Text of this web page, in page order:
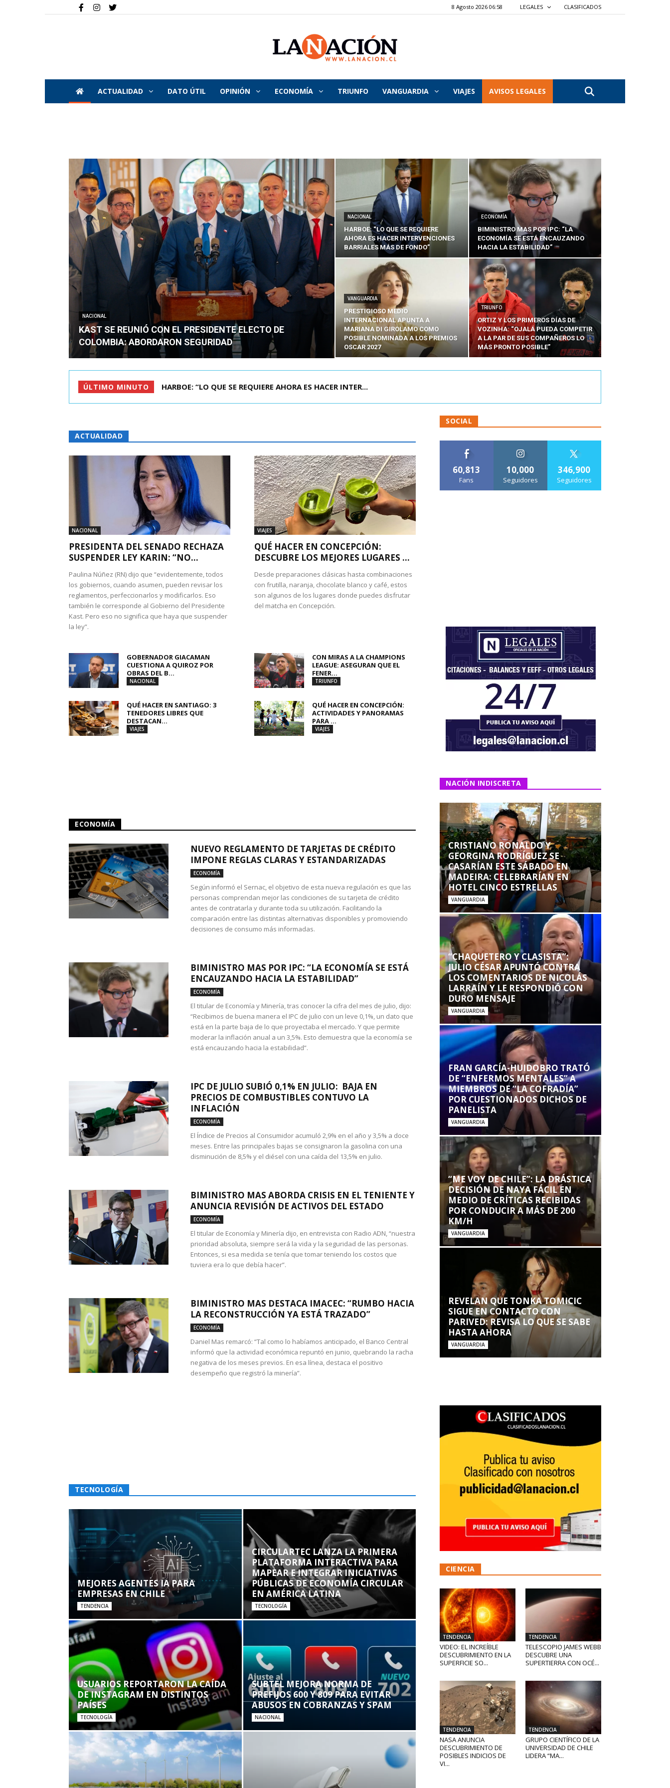
8 Agosto 2026 06:58 LEGALES CLASIFICADOS
La
Nación
ACTUALIDAD DATO ÚTIL OPINIÓN ECONOMÍA TRIUNFO VANGUARDIA VIAJES AVISOS LEGALES
NACIONAL
KAST SE REUNIÓ CON EL PRESIDENTE ELECTO DE
COLOMBIA: ABORDARON SEGURIDAD
NACIONAL
HARBOE: “LO QUE SE REQUIERE
AHORA ES HACER INTERVENCIONES
BARRIALES MÁS DE FONDO”
ECONOMÍA
BIMINISTRO MAS POR IPC: “LA
ECONOMÍA SE ESTÁ ENCAUZANDO
HACIA LA ESTABILIDAD”
VANGUARDIA
PRESTIGIOSO MEDIO
INTERNACIONAL APUNTA A
MARIANA DI GIROLAMO COMO
POSIBLE NOMINADA A LOS PREMIOS
OSCAR 2027
TRIUNFO
ORTIZ Y LOS PRIMEROS DÍAS DE
VOZINHA: “OJALÁ PUEDA COMPETIR
A LA PAR DE SUS COMPAÑEROS LO
MÁS PRONTO POSIBLE”
ÚLTIMO MINUTO BIMINISTRO MAS POR IPC: “LA ECONOMÍA SE ESTÁ ENC...
ACTUALIDAD
NACIONAL
PRESIDENTA DEL SENADO RECHAZA
SUSPENDER LEY KARIN: “NO...
Paulina Núñez (RN) dijo que “evidentemente, todos
los gobiernos, cuando asumen, pueden revisar los
reglamentos, perfeccionarlos y modificarlos. Eso
también le corresponde al Gobierno del Presidente
Kast. Pero eso no significa que haya que suspender
la ley”.
VIAJES
QUÉ HACER EN CONCEPCIÓN:
DESCUBRE LOS MEJORES LUGARES ...
Desde preparaciones clásicas hasta combinaciones
con frutilla, naranja, chocolate blanco y café, estos
son algunos de los lugares donde puedes disfrutar
del matcha en Concepción.
GOBERNADOR GIACAMAN
CUESTIONA A QUIROZ POR
OBRAS DEL B...
NACIONAL
CON MIRAS A LA CHAMPIONS
LEAGUE: ASEGURAN QUE EL
FENER...
TRIUNFO
QUÉ HACER EN SANTIAGO: 3
TENEDORES LIBRES QUE
DESTACAN...
VIAJES
QUÉ HACER EN CONCEPCIÓN:
ACTIVIDADES Y PANORAMAS
PARA ...
VIAJES
ECONOMÍA
NUEVO REGLAMENTO DE TARJETAS DE CRÉDITO
IMPONE REGLAS CLARAS Y ESTANDARIZADAS
ECONOMÍA
Según informó el Sernac, el objetivo de esta nueva regulación es que las
personas comprendan mejor las condiciones de su tarjeta de crédito
antes de contratarla y durante toda su utilización. Facilitando la
comparación entre las distintas alternativas disponibles y promoviendo
decisiones de consumo más informadas.
BIMINISTRO MAS POR IPC: “LA ECONOMÍA SE ESTÁ
ENCAUZANDO HACIA LA ESTABILIDAD”
ECONOMÍA
El titular de Economía y Minería, tras conocer la cifra del mes de julio, dijo:
“Recibimos de buena manera el IPC de julio con un leve 0,1%, un dato que
está en la parte baja de lo que proyectaba el mercado. Y que permite
moderar la inflación anual a un 3,5%. Esto demuestra que la economía se
está encauzando hacia la estabilidad”.
IPC DE JULIO SUBIÓ 0,1% EN JULIO: BAJA EN
PRECIOS DE COMBUSTIBLES CONTUVO LA
INFLACIÓN
ECONOMÍA
El Índice de Precios al Consumidor acumuló 2,9% en el año y 3,5% a doce
meses. Entre las principales bajas se consignaron la gasolina con una
disminución de 8,5% y el diésel con una caída del 13,5% en julio.
BIMINISTRO MAS ABORDA CRISIS EN EL TENIENTE Y
ANUNCIA REVISIÓN DE ACTIVOS DEL ESTADO
ECONOMÍA
El titular de Economía y Minería dijo, en entrevista con Radio ADN, “nuestra
prioridad absoluta, siempre será la vida y la seguridad de las personas.
Entonces, si esa medida se tenía que tomar teniendo los costos que
tuviera era lo que debía hacer”.
BIMINISTRO MAS DESTACA IMACEC: “RUMBO HACIA
LA RECONSTRUCCIÓN YA ESTÁ TRAZADO”
ECONOMÍA
Daniel Mas remarcó: “Tal como lo habíamos anticipado, el Banco Central
informó que la actividad económica repuntó en junio, quebrando la racha
negativa de los meses previos. En esa línea, destaca el positivo
desempeño que registró la minería”.
TECNOLOGÍA
MEJORES AGENTES IA PARA
EMPRESAS EN CHILE
TENDENCIA
CIRCULARTEC LANZA LA PRIMERA
PLATAFORMA INTERACTIVA PARA
MAPEAR E INTEGRAR INICIATIVAS
PÚBLICAS DE ECONOMÍA CIRCULAR
EN AMÉRICA LATINA
TECNOLOGÍA
USUARIOS REPORTARON LA CAÍDA
DE INSTAGRAM EN DISTINTOS
PAÍSES
TECNOLOGÍA
SUBTEL MEJORA NORMA DE
PREFIJOS 600 Y 809 PARA EVITAR
ABUSOS EN COBRANZAS Y SPAM
NACIONAL
SOCIAL
60,813
Fans
10,000
Seguidores
346,900
Seguidores
NACIÓN INDISCRETA
CRISTIANO RONALDO Y
GEORGINA RODRÍGUEZ SE
CASARÍAN ESTE SÁBADO EN
MADEIRA: CELEBRARÍAN EN
HOTEL CINCO ESTRELLAS
VANGUARDIA
“CHAQUETERO Y CLASISTA”:
JULIO CÉSAR APUNTÓ CONTRA
LOS COMENTARIOS DE NICOLÁS
LARRAÍN Y LE RESPONDIÓ CON
DURO MENSAJE
VANGUARDIA
FRAN GARCÍA-HUIDOBRO TRATÓ
DE “ENFERMOS MENTALES” A
MIEMBROS DE “LA COFRADÍA”
POR CUESTIONADOS DICHOS DE
PANELISTA
VANGUARDIA
“ME VOY DE CHILE”: LA DRÁSTICA
DECISIÓN DE NAYA FÁCIL EN
MEDIO DE CRÍTICAS RECIBIDAS
POR CONDUCIR A MÁS DE 200
KM/H
VANGUARDIA
REVELAN QUE TONKA TOMICIC
SIGUE EN CONTACTO CON
PARIVED: REVISA LO QUE SE SABE
HASTA AHORA
VANGUARDIA
CIENCIA
TENDENCIA
VIDEO: EL INCREÍBLE
DESCUBRIMIENTO EN LA
SUPERFICIE SO...
TENDENCIA
TELESCOPIO JAMES WEBB
DESCUBRE UNA
SUPERTIERRA CON OCÉ...
TENDENCIA
NASA ANUNCIA
DESCUBRIMIENTO DE
POSIBLES INDICIOS DE
VI...
TENDENCIA
GRUPO CIENTÍFICO DE LA
UNIVERSIDAD DE CHILE
LIDERA “MA...